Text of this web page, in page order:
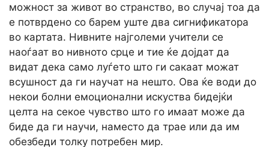
можност за живот во странство, во случај тоа да
е потврдено со барем уште два сигнификатора
во картата. Нивните најголеми учители се
наоѓаат во нивното срце и тие ќе дојдат да
видат дека само луѓето што ги сакаат можат
всушност да ги научат на нешто. Ова ќе води до
некои болни емоционални искуства бидејќи
целта на секое чувство што го имаат може да
биде да ги научи, наместо да трае или да им
обезбеди толку потребен мир.